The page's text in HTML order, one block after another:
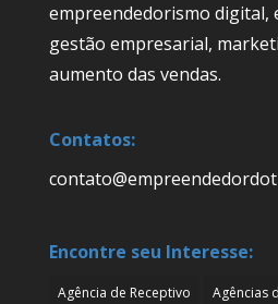
empreendedorismo digital,
gestão empresarial,
aumento das vendas.
Contatos:
Encontre seu Interesse:
Agência de Receptivo Agências